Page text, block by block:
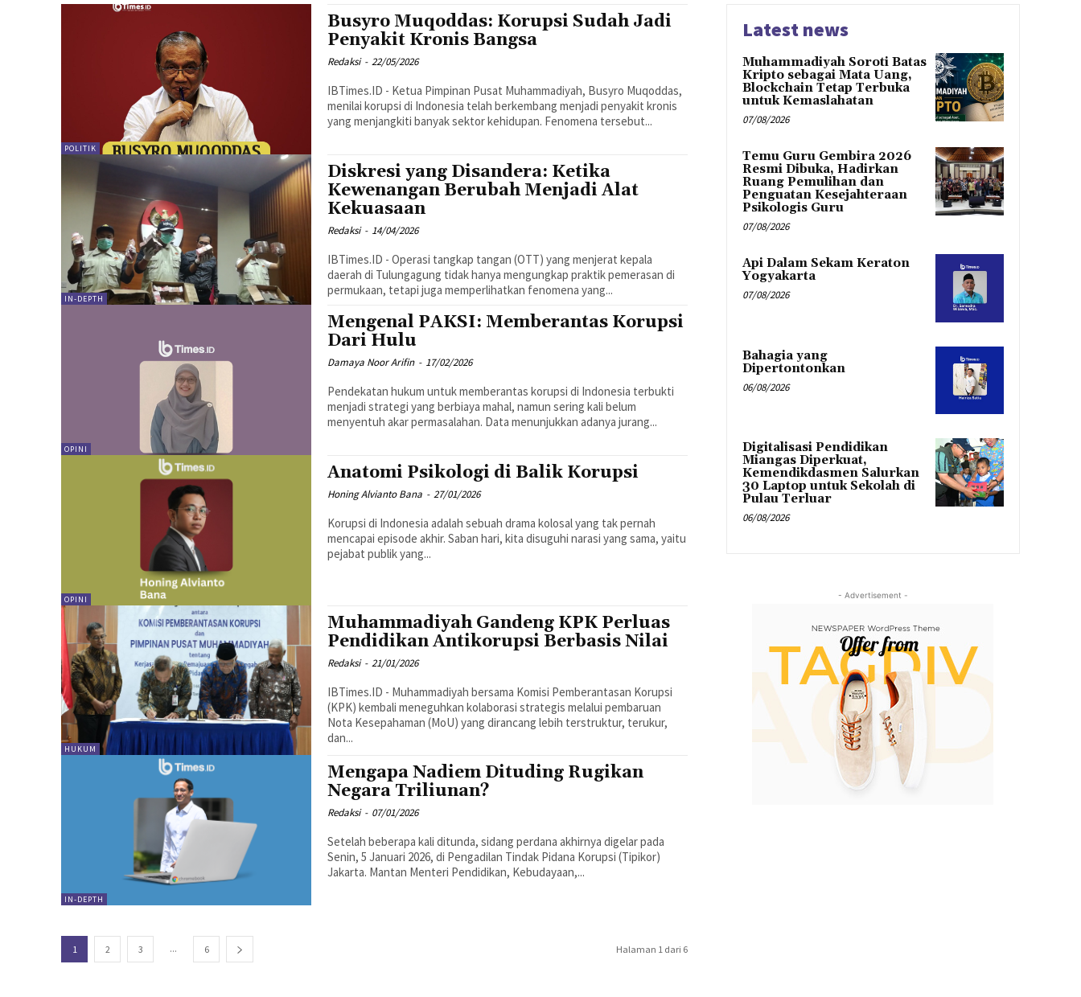
POLITIK
Busyro Muqoddas: Korupsi Sudah Jadi
Penyakit Kronis Bangsa
Redaksi - 22/05/2026
IBTimes.ID - Ketua Pimpinan Pusat Muhammadiyah, Busyro Muqoddas,
menilai korupsi di Indonesia telah berkembang menjadi penyakit kronis
yang menjangkiti banyak sektor kehidupan. Fenomena tersebut...
IN-DEPTH
Diskresi yang Disandera: Ketika
Kewenangan Berubah Menjadi Alat
Kekuasaan
Redaksi - 14/04/2026
IBTimes.ID - Operasi tangkap tangan (OTT) yang menjerat kepala
daerah di Tulungagung tidak hanya mengungkap praktik pemerasan di
permukaan, tetapi juga memperlihatkan fenomena yang...
OPINI
Mengenal PAKSI: Memberantas Korupsi
Dari Hulu
Damaya Noor Arifin - 17/02/2026
Pendekatan hukum untuk memberantas korupsi di Indonesia terbukti
menjadi strategi yang berbiaya mahal, namun sering kali belum
menyentuh akar permasalahan. Data menunjukkan adanya jurang...
OPINI
Anatomi Psikologi di Balik Korupsi
Honing Alvianto Bana - 27/01/2026
Korupsi di Indonesia adalah sebuah drama kolosal yang tak pernah
mencapai episode akhir. Saban hari, kita disuguhi narasi yang sama, yaitu
pejabat publik yang...
HUKUM
Muhammadiyah Gandeng KPK Perluas
Pendidikan Antikorupsi Berbasis Nilai
Redaksi - 21/01/2026
IBTimes.ID - Muhammadiyah bersama Komisi Pemberantasan Korupsi
(KPK) kembali meneguhkan kolaborasi strategis melalui pembaruan
Nota Kesepahaman (MoU) yang dirancang lebih terstruktur, terukur,
dan...
IN-DEPTH
Mengapa Nadiem Dituding Rugikan
Negara Triliunan?
Redaksi - 07/01/2026
Setelah beberapa kali ditunda, sidang perdana akhirnya digelar pada
Senin, 5 Januari 2026, di Pengadilan Tindak Pidana Korupsi (Tipikor)
Jakarta. Mantan Menteri Pendidikan, Kebudayaan,...
1 2 3 ... 6 Halaman 1 dari 6
Latest news
Muhammadiyah Soroti Batas
Kripto sebagai Mata Uang,
Blockchain Tetap Terbuka
untuk Kemaslahatan
07/08/2026
Temu Guru Gembira 2026
Resmi Dibuka, Hadirkan
Ruang Pemulihan dan
Penguatan Kesejahteraan
Psikologis Guru
07/08/2026
Api Dalam Sekam Keraton
Yogyakarta
07/08/2026
Bahagia yang
Dipertontonkan
06/08/2026
Digitalisasi Pendidikan
Miangas Diperkuat,
Kemendikdasmen Salurkan
30 Laptop untuk Sekolah di
Pulau Terluar
06/08/2026
- Advertisement -